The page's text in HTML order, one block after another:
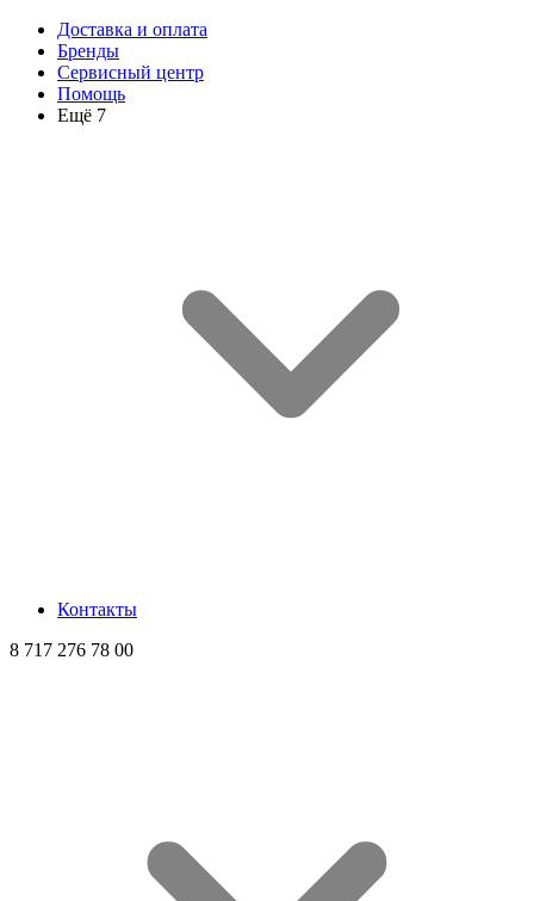
Доставка и оплата
Бренды
Сервисный центр
Помощь
Ещё 7
Контакты
8 717 276 78 00